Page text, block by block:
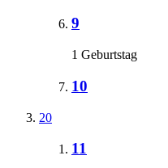
9
1 Geburtstag
10
20
11